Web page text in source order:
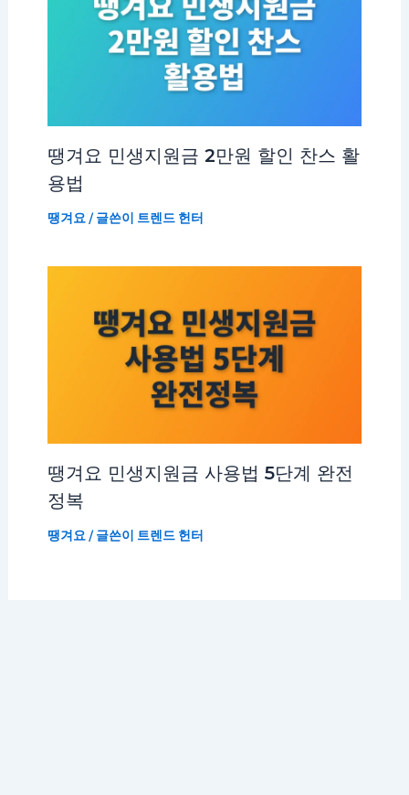
땡겨요 민생지원금 2만원 할인 찬스 활
용법
땡겨요/ 글쓴이 트렌드 헌터
땡겨요 민생지원금 사용법 5단계 완전
정복
땡겨요/ 글쓴이 트렌드 헌터